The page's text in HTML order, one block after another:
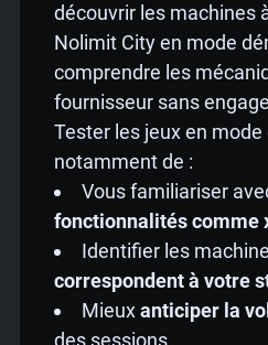
découvrir les machines
Nolimit City en mode
comprendre les
fournisseur sans
Tester les jeux en
notamment de :
Vous familiariser
fonctionnalités comme
Identifier les
correspondent à votre
Mieuxanticiper la
des sessions.